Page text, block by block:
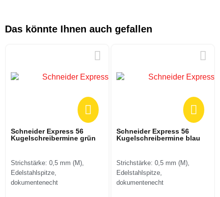
Das könnte Ihnen auch gefallen
Schneider Express 56
Kugelschreibermine grün
Strichstärke: 0,5 mm (M),
Edelstahlspitze,
dokumentenecht
Schneider Express 56
Kugelschreibermine blau
Strichstärke: 0,5 mm (M),
Edelstahlspitze,
dokumentenecht